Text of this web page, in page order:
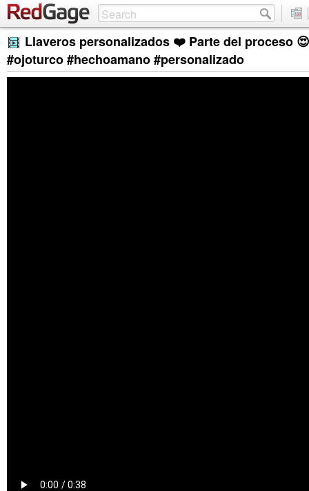
Llaveros personalizados ❤️ Parte del proceso
#ojoturco #hechoamano #personalizado